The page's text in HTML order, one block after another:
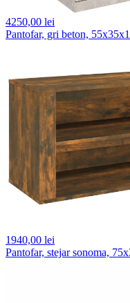
4250,00 lei
Pantofar, gri beton,
1940,00 lei
Pantofar, stejar sonoma,